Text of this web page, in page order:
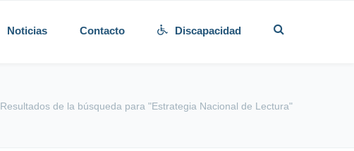
Noticias Contacto Discapacidad
Resultados de la búsqueda para "Estrategia Nacional de Lectura"